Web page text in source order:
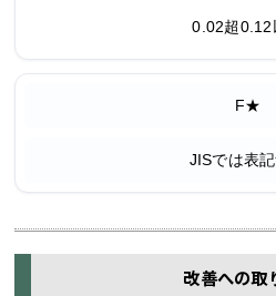
0.02超0.12
F★
JISでは表
改善への取